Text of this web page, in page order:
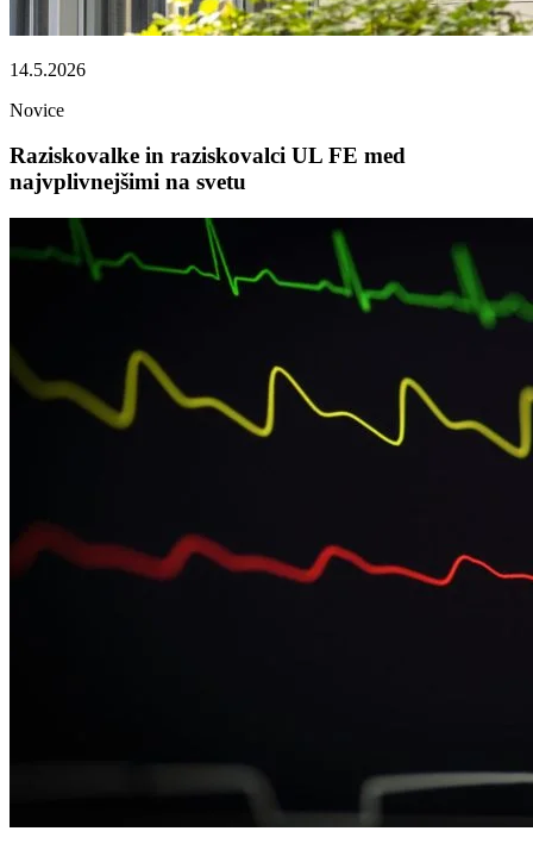
14.5.2026
Novice
Raziskovalke in raziskovalci UL FE med
najvplivnejšimi na svetu